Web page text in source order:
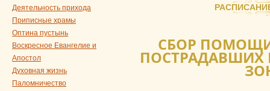
Деятельность прихода
Приписные храмы
Оптина пустынь
Воскресное Евангелие и
Апостол
Духовная жизнь
Паломничество
СБОР